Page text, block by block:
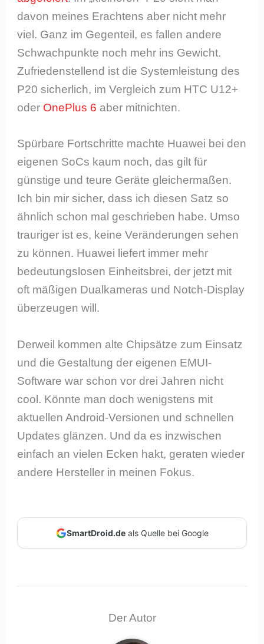
davon meines Erachtens aber nicht mehr
viel. Ganz im Gegenteil, es fallen andere
Schwachpunkte noch mehr ins Gewicht.
Zufriedenstellend ist die Systemleistung des
P20 sicherlich, im Vergleich zum HTC U12+
oder OnePlus 6 aber mitnichten.
Spürbare Fortschritte machte Huawei bei den
eigenen SoCs kaum noch, das gilt für
günstige und teure Geräte gleichermaßen.
Ich bin mir sicher, dass ich diesen Satz so
ähnlich schon mal geschrieben habe. Umso
trauriger ist es, keine Veränderungen sehen
zu können. Huawei liefert immer mehr
bedeutungslosen Einheitsbrei, der jetzt mit
oft mäßigen Dualkameras und Notch-Display
überzeugen will.
Derweil kommen alte Chipsätze zum Einsatz
und die Gestaltung der eigenen EMUI-
Software war schon vor drei Jahren nicht
cool. Könnte man doch wenigstens mit
aktuellen Android-Versionen und schnellen
Updates glänzen. Und da es inzwischen
einfach an vielen Ecken hakt, geraten wieder
andere Hersteller in meinen Fokus.
SmartDroid.deals Quelle bei Google
Der Autor